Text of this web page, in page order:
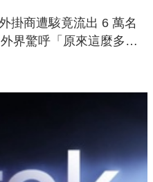
掛商遭駭竟流出 6 萬名
界驚呼「原來這麼多人